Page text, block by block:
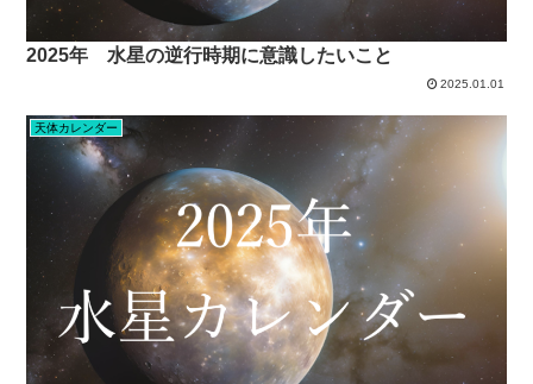
2025年 水星の逆行時期に意識したいこと
2025.01.01
天体カレンダー